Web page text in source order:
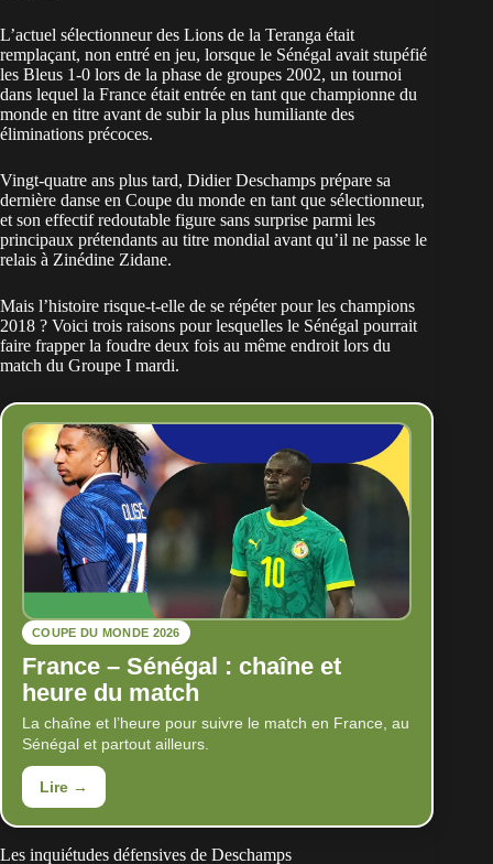
L’actuel sélectionneur des Lions de la Teranga était
remplaçant, non entré en jeu, lorsque le Sénégal avait stupéfié
les Bleus 1-0 lors de la phase de groupes 2002, un tournoi
dans lequel la France était entrée en tant que championne du
monde en titre avant de subir la plus humiliante des
éliminations précoces.
Vingt-quatre ans plus tard, Didier Deschamps prépare sa
dernière danse en Coupe du monde en tant que sélectionneur,
et son effectif redoutable figure sans surprise parmi les
principaux prétendants au titre mondial avant qu’il ne passe le
relais à Zinédine Zidane.
Mais l’histoire risque-t-elle de se répéter pour les champions
2018 ? Voici trois raisons pour lesquelles le Sénégal pourrait
faire frapper la foudre deux fois au même endroit lors du
match du Groupe I mardi.
COUPE DU MONDE 2026
France – Sénégal : chaîne et
heure du match
La chaîne et l’heure pour suivre le match en France, au
Sénégal et partout ailleurs.
Lire →
Les inquiétudes défensives de Deschamps